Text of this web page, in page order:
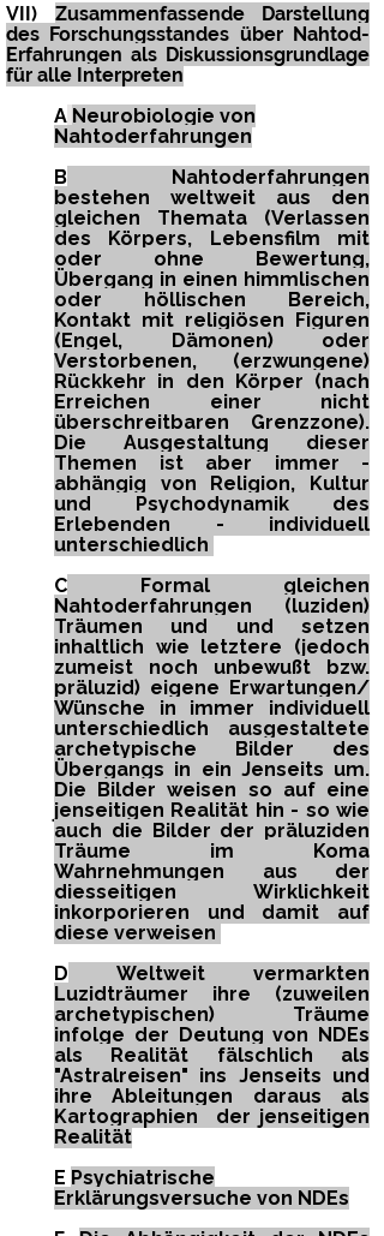
VII) Zusammenfassende Darstellung
des Forschungsstandes über Nahtod-
Erfahrungen als Diskussionsgrundlage
für alle Interpreten
A Neurobiologie von
Nahtoderfahrungen
B Nahtoderfahrungen
bestehen weltweit aus den
gleichen Themata (Verlassen
des Körpers, Lebensfilm mit
oder ohne Bewertung,
Übergang in einen himmlischen
oder höllischen Bereich,
Kontakt mit religiösen Figuren
(Engel, Dämonen) oder
Verstorbenen, (erzwungene)
Rückkehr in den Körper (nach
Erreichen einer nicht
überschreitbaren Grenzzone).
Die Ausgestaltung dieser
Themen ist aber immer -
abhängig von Religion, Kultur
und Psychodynamik des
Erlebenden - individuell
unterschiedlich
C Formal gleichen
Nahtoderfahrungen (luziden)
Träumen und und setzen
inhaltlich wie letztere (jedoch
zumeist noch unbewußt bzw.
präluzid) eigene Erwartungen/
Wünsche in immer individuell
unterschiedlich ausgestaltete
archetypische Bilder des
Übergangs in ein Jenseits um.
Die Bilder weisen so auf eine
jenseitigen Realität hin - so wie
auch die Bilder der präluziden
Träume im Koma
Wahrnehmungen aus der
diesseitigen Wirklichkeit
inkorporieren und damit auf
diese verweisen
D Weltweit vermarkten
Luzidträumer ihre (zuweilen
archetypischen) Träume
infolge der Deutung von NDEs
als Realität fälschlich als
"Astralreisen" ins Jenseits und
ihre Ableitungen daraus als
Kartographien der jenseitigen
Realität
E Psychiatrische
Erklärungsversuche von NDEs​